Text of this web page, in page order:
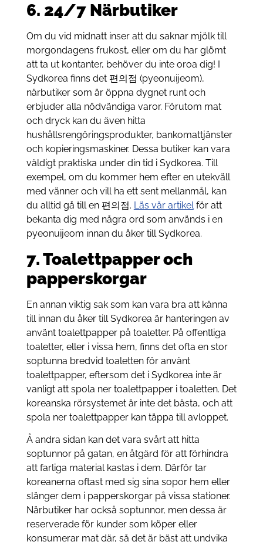
6. 24/7 Närbutiker
Om du vid midnatt inser att du saknar mjölk till
morgondagens frukost, eller om du har glömt
att ta ut kontanter, behöver du inte oroa dig! I
Sydkorea finns det 편의점 (pyeonuijeom),
närbutiker som är öppna dygnet runt och
erbjuder alla nödvändiga varor. Förutom mat
och dryck kan du även hitta
hushållsrengöringsprodukter, bankomattjänster
och kopieringsmaskiner. Dessa butiker kan vara
väldigt praktiska under din tid i Sydkorea. Till
exempel, om du kommer hem efter en utekväll
med vänner och vill ha ett sent mellanmål, kan
du alltid gå till en 편의점. Läs vår artikelför att
bekanta dig med några ord som används i en
pyeonuijeom innan du åker till Sydkorea.
7. Toalettpapper och
papperskorgar
En annan viktig sak som kan vara bra att känna
till innan du åker till Sydkorea är hanteringen av
använt toalettpapper på toaletter. På offentliga
toaletter, eller i vissa hem, finns det ofta en stor
soptunna bredvid toaletten för använt
toalettpapper, eftersom det i Sydkorea inte är
vanligt att spola ner toalettpapper i toaletten. Det
koreanska rörsystemet är inte det bästa, och att
spola ner toalettpapper kan täppa till avloppet.
Å andra sidan kan det vara svårt att hitta
soptunnor på gatan, en åtgärd för att förhindra
att farliga material kastas i dem. Därför tar
koreanerna oftast med sig sina sopor hem eller
slänger dem i papperskorgar på vissa stationer.
Närbutiker har också soptunnor, men dessa är
reserverade för kunder som köper eller
konsumerar mat där, så det är bäst att undvika